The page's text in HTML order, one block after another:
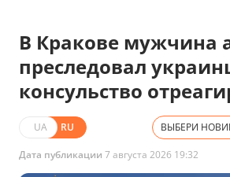
В Кракове мужчина
преследовал
консульство
UA RU ВЫБЕРИ
Дата публикации 7 августа 2026 19:32